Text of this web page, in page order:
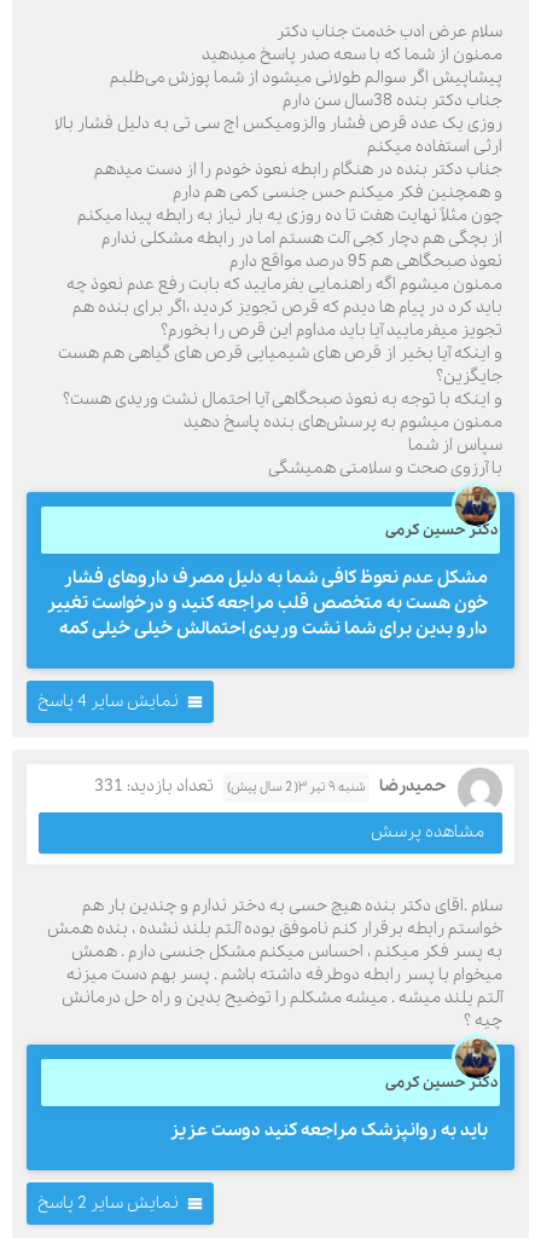
سلام عرض ادب خدمت جناب دکتر
ممنون از شما که با سعه صدر پاسخ میدهید
پیشاپیش اگر سوالم طولانی میشود از شما پوزش می‌طلبم
جناب دکتر بنده 38سال سن دارم
روزی یک عدد قرص فشار والزومیکس اچ سی تی به دلیل فشار بالا
ارثی استفاده میکنم
جناب دکتر بنده در هنگام رابطه نعوذ خودم را از دست میدهم
و همچنین فکر میکنم حس جنسی کمی هم دارم
چون مثلاً نهایت هفت تا ده روزی یه بار نیاز به رابطه پیدا میکنم
از بچگی هم دچار کجی آلت هستم اما در رابطه مشکلی ندارم
نعوذ صبحگاهی هم 95 درصد مواقع دارم
ممنون میشوم اگه راهنمایی بفرمایید که بابت رفع عدم نعوذ چه
باید کرد در پیام ها دیدم که قرص تجویز کردید ،اگر برای بنده هم
تجویز میفرمایید آیا باید مداوم این قرص را بخورم؟
و اینکه آیا بخیر از قرص های شیمیایی قرص های گیاهی هم هست
جایگزین؟
و اینکه با توجه به نعوذ صبحگاهی آیا احتمال نشت وریدی هست؟
ممنون میشوم به پرسش‌های بنده پاسخ دهید
سپاس از شما
با آرزوی صحت و سلامتی همیشگی
دکتر حسین کرمی
مشکل عدم نعوظ کافی شما به دلیل مصرف داروهای فشار
خون هست به متخصص قلب مراجعه کنید و درخواست تغییر
دارو بدین برای شما نشت وریدی احتمالش خیلی خیلی کمه
نمایش سایر 4 پاسخ
حمیدرضا شنبه ۹ تیر ۳( 2 سال پیش)
تعداد بازدید: 331
مشاهده پرسش
سلام .اقای دکتر بنده هیچ حسی به دختر ندارم و چندین بار هم
خواستم رابطه برقرار کنم ناموفق بوده آلتم بلند نشده ، بنده همش
به پسر فکر میکنم ، احساس میکنم مشکل جنسی دارم . همش
میخوام با پسر رابطه دوطرفه داشته باشم . پسر بهم دست میزنه
آلتم یلند میشه . میشه مشکلم را توضیح بدین و راه حل درمانش
چیه ؟
دکتر حسین کرمی
باید به روانپزشک مراجعه کنید دوست عزیز
نمایش سایر 2 پاسخ